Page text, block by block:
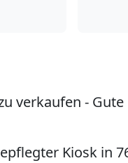
verkaufen -
Kiosk in